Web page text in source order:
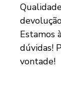
Estamos
dúvidas!
vontade!